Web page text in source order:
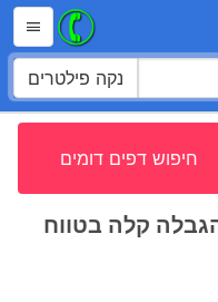
נקה פילטרים
חיפוש דפים דומים
הגבלה קלה בטווח